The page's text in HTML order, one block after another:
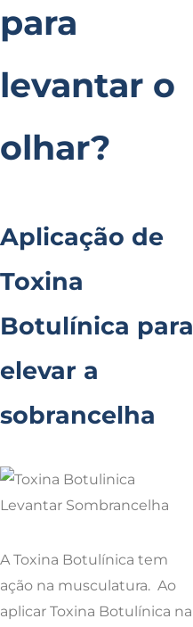
para
levantar o
olhar?
Aplicação de
Toxina
Botulínica para
elevar a
sobrancelha
A Toxina Botulínica tem
ação na musculatura. Ao
aplicar Toxina Botulínica na